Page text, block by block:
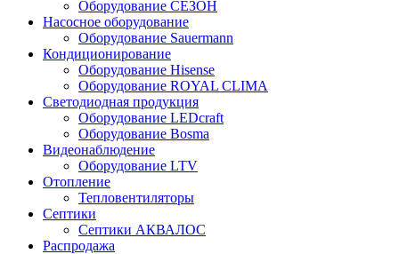
Оборудование СЕЗОН
Насосное оборудование
Оборудование Sauermann
Кондиционирование
Оборудование Hisense
Оборудование ROYAL CLIMA
Светодиодная продукция
Оборудование LEDcraft
Оборудование Bosma
Видеонаблюдение
Оборудование LTV
Отопление
Тепловентиляторы
Септики
Септики АКВАЛОС
Распродажа